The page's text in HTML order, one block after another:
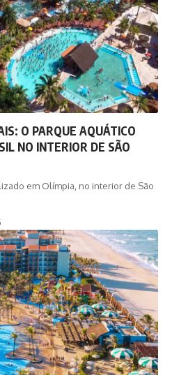
O PARQUE AQUÁTICO
NO INTERIOR DE SÃO
em Olímpia, no interior de São